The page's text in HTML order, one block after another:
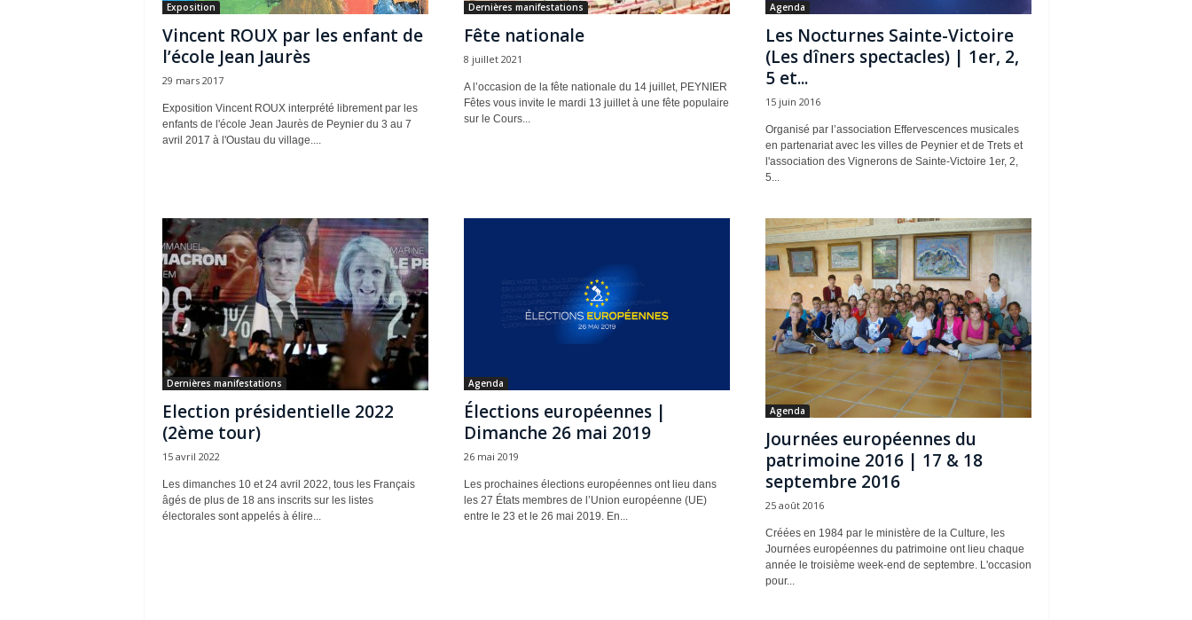
Exposition
Vincent ROUX par les enfant de
l’école Jean Jaurès
29 mars 2017
Exposition Vincent ROUX interprété librement par les
enfants de l'école Jean Jaurès de Peynier du 3 au 7
avril 2017 à l'Oustau du village....
Dernières manifestations
Fête nationale
8 juillet 2021
A l’occasion de la fête nationale du 14 juillet, PEYNIER
Fêtes vous invite le mardi 13 juillet à une fête populaire
sur le Cours...
Agenda
Les Nocturnes Sainte-Victoire
(Les dîners spectacles) | 1er, 2,
5 et...
15 juin 2016
Organisé par l’association Effervescences musicales
en partenariat avec les villes de Peynier et de Trets et
l'association des Vignerons de Sainte-Victoire 1er, 2,
5...
Dernières manifestations
Election présidentielle 2022
(2ème tour)
15 avril 2022
Les dimanches 10 et 24 avril 2022, tous les Français
âgés de plus de 18 ans inscrits sur les listes
électorales sont appelés à élire...
Agenda
Élections européennes |
Dimanche 26 mai 2019
26 mai 2019
Les prochaines élections européennes ont lieu dans
les 27 États membres de l’Union européenne (UE)
entre le 23 et le 26 mai 2019. En...
Agenda
Journées européennes du
patrimoine 2016 | 17 & 18
septembre 2016
25 août 2016
Créées en 1984 par le ministère de la Culture, les
Journées européennes du patrimoine ont lieu chaque
année le troisième week-end de septembre. L'occasion
pour...